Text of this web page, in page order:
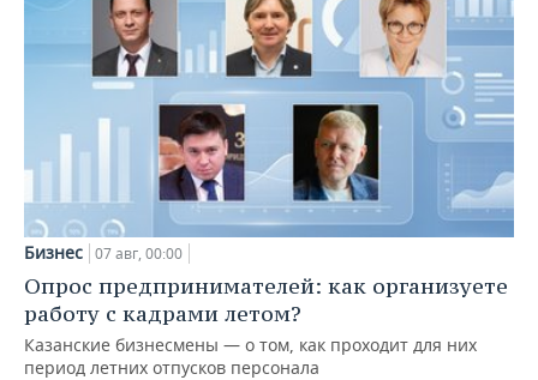
Бизнес 07 авг, 00:00
Опрос предпринимателей: как организуете
работу с кадрами летом?
Казанские бизнесмены — о том, как проходит для них
период летних отпусков персонала